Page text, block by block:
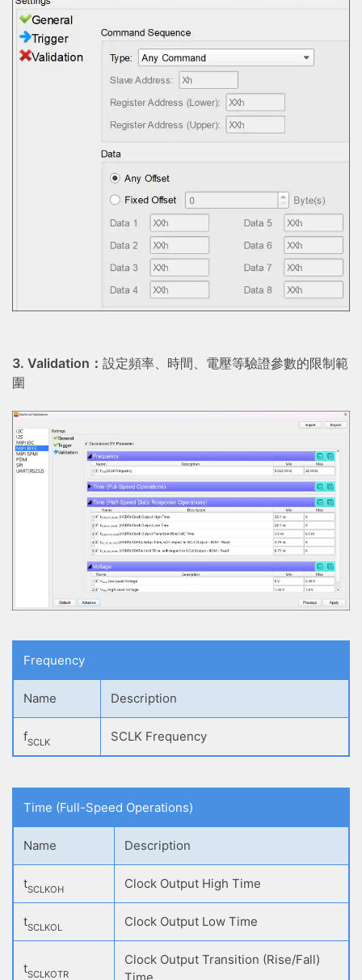
3. Validation： 設定頻率、時間、電壓等驗證參數的限制範
圍
Frequency
Name Description
fSCLK SCLK Frequency
Time (Full-Speed Operations)
Name Description
tSCLKOH Clock Output High Time
tSCLKOL Clock Output Low Time
tSCLKOTR
Clock Output Transition (Rise/Fall)
Time